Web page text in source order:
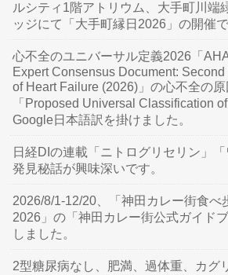
ルシティ1階アトリウム、大手町川端
ッジにて「大手町縁日2026」の開催で
心不全のユニバーサル定義2026「
Expert Consensus Document:
of Heart Failure (2026)」の心不全の
「Proposed Universal Classification
Google日本語訳を掛けました。
日経DIの連載「ニトログリセリン」
発見秘話が興味深いです。
2026/8/1-12/20、「神田カレー街食べ
2026」の「神田カレー街公式ガイド
しました。
2型糖尿病なし、肥満、過体重、カグ